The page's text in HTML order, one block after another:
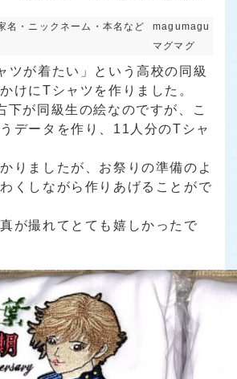
名・ニックネーム・本名など
magumagu
マグマグ
ツが着たい」という高校の同級
けにTシャツを作りました。
下が同級生の絵なのですが、こ
データを作り、11人分のTシャ
りましたが、お祭りの準備のよ
くしながら作りあげることがで
が撮れてとても嬉しかったで